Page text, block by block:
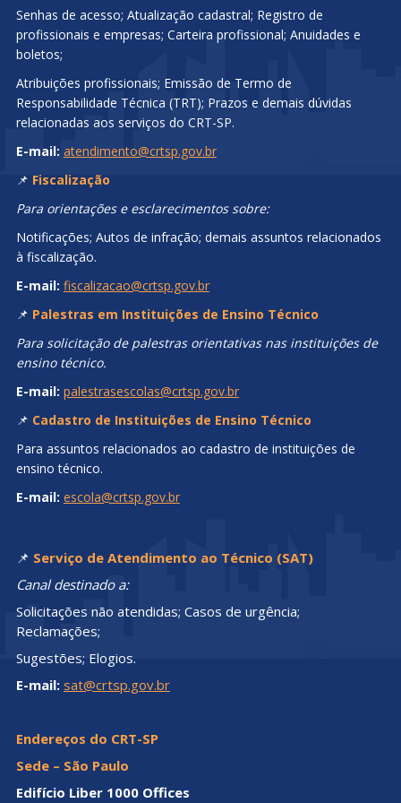
Senhas de acesso; Atualização cadastral; Registro de
profissionais e empresas; Carteira profissional; Anuidades e
boletos;
Atribuições profissionais; Emissão de Termo de
Responsabilidade Técnica (TRT); Prazos e demais dúvidas
relacionadas aos serviços do CRT-SP.
E-mail: atendimento@crtsp.gov.br
📌 Fiscalização
Para orientações e esclarecimentos sobre:
Notificações; Autos de infração; demais assuntos relacionados
à fiscalização.
E-mail: fiscalizacao@crtsp.gov.br
📌 Palestras em Instituições de Ensino Técnico
Para solicitação de palestras orientativas nas instituições de
ensino técnico.
E-mail: palestrasescolas@crtsp.gov.br
📌 Cadastro de Instituições de Ensino Técnico
Para assuntos relacionados ao cadastro de instituições de
ensino técnico.
E-mail: escola@crtsp.gov.br
📌 Serviço de Atendimento ao Técnico (SAT)
Canal destinado a:
Solicitações não atendidas; Casos de urgência;
Reclamações;
Sugestões; Elogios.
E-mail: sat@crtsp.gov.br
Endereços do CRT-SP
Sede – São Paulo
Edifício Liber 1000 Offices